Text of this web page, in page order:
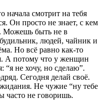
начала смотрит на тебя
Он просто не знает, с кем
Можешь быть не в
людей, чайник и
Но всё равно как-то
А потому что у женщин
“я не хочу, но сделаю”.
Сегодня делай своё.
Не чужие “ну тебе
часто не говоришь.